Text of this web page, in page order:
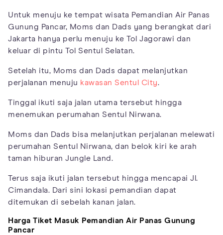
Untuk menuju ke tempat wisata Pemandian Air Panas
Gunung Pancar, Moms dan Dads yang berangkat dari
Jakarta hanya perlu menuju ke Tol Jagorawi dan
keluar di pintu Tol Sentul Selatan.
Setelah itu, Moms dan Dads dapat melanjutkan
perjalanan menuju kawasan Sentul City.
Tinggal ikuti saja jalan utama tersebut hingga
menemukan perumahan Sentul Nirwana.
Moms dan Dads bisa melanjutkan perjalanan melewati
perumahan Sentul Nirwana, dan belok kiri ke arah
taman hiburan Jungle Land.
Terus saja ikuti jalan tersebut hingga mencapai Jl.
Cimandala. Dari sini lokasi pemandian dapat
ditemukan di sebelah kanan jalan.
Harga Tiket Masuk Pemandian Air Panas Gunung
Pancar